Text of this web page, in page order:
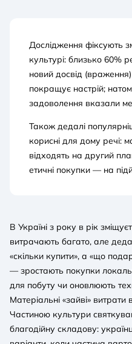
Дослідження фіксують
культурі: близько 60%
новий досвід
покращує настрій;
задоволення вказали
Також дедалі
корисні для дому речі:
відходять на другий
етичні покупки — на
В Україні з року в рік
витрачають багато, але
«скільки купити», а «що
— зростають покупки
для побуту чи оновлюють
Матеріальні «зайві»
Частиною культури
благодійну складову: